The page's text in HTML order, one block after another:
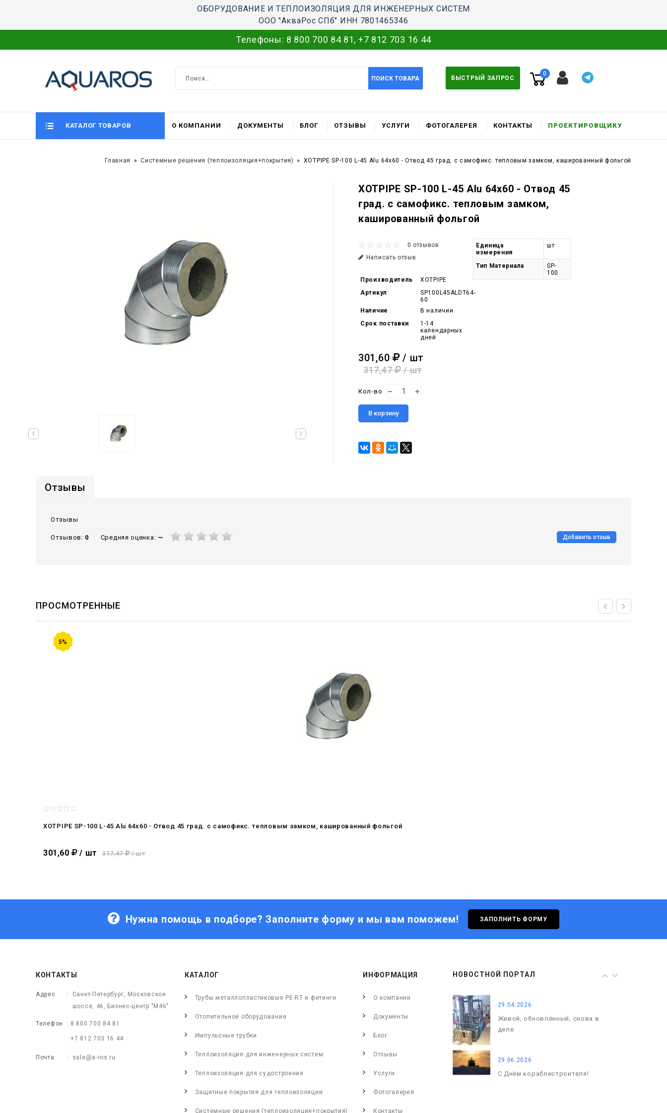
ОБОРУДОВАНИЕ И ТЕПЛОИЗОЛЯЦИЯ ДЛЯ ИНЖЕНЕРНЫХ СИСТЕМ
ООО "АкваРос СПб" ИНН 7801465346
Телефоны: 8 800 700 84 81, +7 812 703 16 44
ПОИСК ТОВАРА БЫСТРЫЙ ЗАПРОС
0
КАТАЛОГ ТОВАРОВ О КОМПАНИИ ДОКУМЕНТЫ БЛОГ ОТЗЫВЫ УСЛУГИ ФОТОГАЛЕРЕЯ КОНТАКТЫ ПРОЕКТИРОВЩИКУ
Главная Системные решения (теплоизоляция+покрытия) XOTPIPE SP-100 L-45 Alu 64x60 - Отвод 45 град. c самофикс. тепловым замком, кашированный фольгой
XOTPIPE SP-100 L-45 Alu 64x60 - Отвод 45
град. c самофикс. тепловым замком,
кашированный фольгой
0 отзывов
Написать отзыв
Производитель
XOTPIPE
Артикул
SP100L45ALDT64-
60
Наличие
В наличии
Срок поставки
1-14
календарных
дней
301,60 / шт
317,47 / шт
Кол-во
В корзину
Единица
измерения
шт
Тип Материала
SP-
100
Отзывы
Отзывы
Отзывов: 0 Средняя оценка: — Добавить отзыв
ПРОСМОТРЕННЫЕ
5%
XOTPIPE SP-100 L-45 Alu 64x60 - Отвод 45 град. c самофикс. тепловым замком, кашированный фольгой
301,60 / шт 317,47 / шт
Нужна помощь в подборе? Заполните форму и мы вам поможем! ЗАПОЛНИТЬ ФОРМУ
НОВОСТНОЙ ПОРТАЛ
С Днём кораблестроителя!
С Днём Победы. Память, которая
29.04.2026
Живой, обновлённый, снова в
деле
29.06.2026
С Днём кораблестроителя!
КОНТАКТЫ
Адрес
Санкт-Петербург, Московское
шоссе, 46, Бизнес-центр "М46"
Телефон 8 800 700 84 81
+7 812 703 16 44
Почта sale@a-ros.ru
КАТАЛОГ
Трубы металлопластиковые PE-RT и фитинги
Отопительное оборудование
Импульсные трубки
Теплоизоляция для инженерных систем
Теплоизоляция для судостроения
Защитные покрытия для теплоизоляции
Системные решения (теплоизоляция+покрытия)
ИНФОРМАЦИЯ
О компании
Документы
Блог
Отзывы
Услуги
Фотогалерея
Контакты